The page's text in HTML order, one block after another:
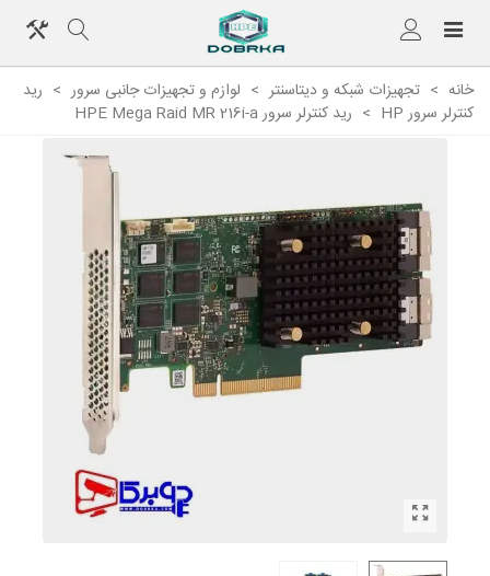
خانه > تجهیزات شبکه و دیتاسنتر > لوازم و تجهیزات جانبی سرور > رید
کنترلر سرور HP
> رید کنترلر سرور HPE Mega Raid MR 216i-a